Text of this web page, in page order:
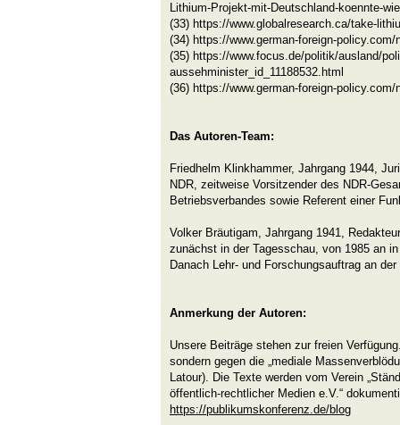
Lithium-Projekt-mit-Deutschland-koennte-
(33) https://www.globalresearch.ca/take-
(34) https://www.german-foreign-policy.com/
(35) https://www.focus.de/politik/ausland/
aussehminister_id_11188532.html
(36) https://www.german-foreign-policy.com/
Das Autoren-Team:
Friedhelm Klinkhammer, Jahrgang 1944,
NDR, zeitweise Vorsitzender des NDR-
Betriebsverbandes sowie Referent einer
Volker Bräutigam, Jahrgang 1941,
zunächst in der Tagesschau, von 1985 an
Danach Lehr- und Forschungsauftrag an
Anmerkung der Autoren:
Unsere Beiträge stehen zur freien
sondern gegen die „mediale
Latour). Die Texte werden vom Verein
öffentlich-rechtlicher Medien e.V.“
https://publikumskonferenz.de/blog